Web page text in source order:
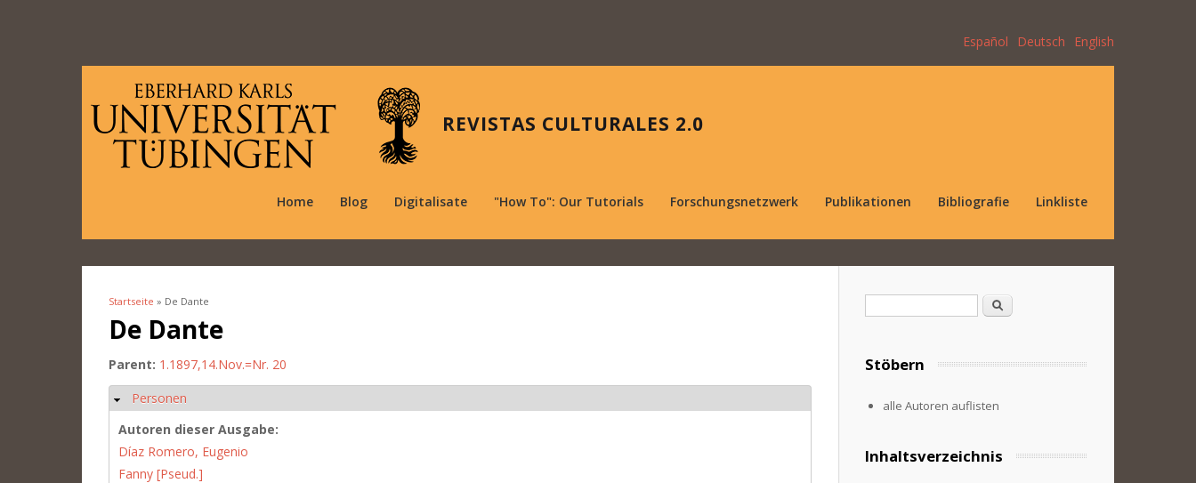
Español Deutsch English
REVISTAS CULTURALES 2.0
Home Blog Digitalisate "How To": Our Tutorials Forschungsnetzwerk Publikationen Bibliografie Linkliste
Sie sind hier
Startseite » De Dante
De Dante
Parent: 1.1897,14.Nov.=Nr. 20
Ausblenden
Personen
Autoren dieser Ausgabe:
Díaz Romero, Eugenio
Fanny [Pseud.]
Suche
Stöbern
alle Autoren auflisten
Inhaltsverzeichnis